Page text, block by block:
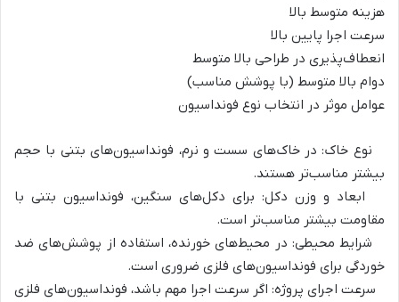
هزینه متوسط بالا
سرعت اجرا پایین بالا
انعطاف‌پذیری در طراحی بالا متوسط
دوام بالا متوسط (با پوشش مناسب)
عوامل موثر در انتخاب نوع فونداسیون
نوع خاک: در خاک‌های سست و نرم، فونداسیون‌های بتنی با حجم
بیشتر مناسب‌تر هستند.
ابعاد و وزن دکل: برای دکل‌های سنگین، فونداسیون بتنی با
مقاومت بیشتر مناسب‌تر است.
شرایط محیطی: در محیط‌های خورنده، استفاده از پوشش‌های ضد
خوردگی برای فونداسیون‌های فلزی ضروری است.
سرعت اجرای پروژه: اگر سرعت اجرا مهم باشد، فونداسیون‌های فلزی